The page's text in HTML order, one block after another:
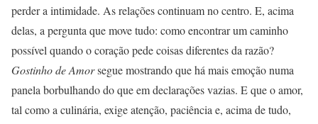
perder a intimidade. As relações continuam no centro. E, acima
delas, a pergunta que move tudo: como encontrar um caminho
possível quando o coração pede coisas diferentes da razão?
Gostinho de Amorsegue mostrando que há mais emoção numa
panela borbulhando do que em declarações vazias. E que o amor,
tal como a culinária, exige atenção, paciência e, acima de tudo,